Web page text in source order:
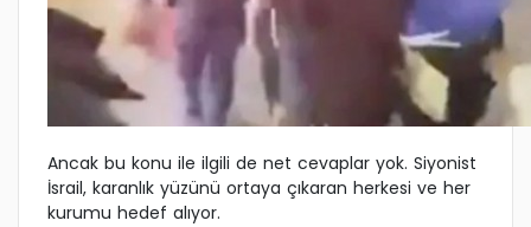
Ancak bu konu ile ilgili de net cevaplar yok. Siyonist
İsrail, karanlık yüzünü ortaya çıkaran herkesi ve her
kurumu hedef alıyor.